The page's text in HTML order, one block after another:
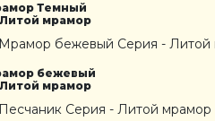
Темный
мрамор
бежевый
мрамор